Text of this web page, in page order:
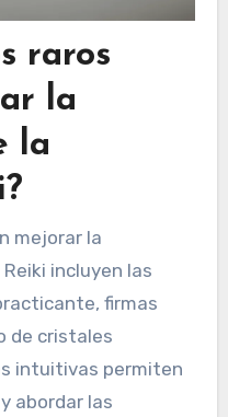
raros
la
la
mejorar la
incluyen las
firmas
de cristales
intuitivas permiten
abordar las